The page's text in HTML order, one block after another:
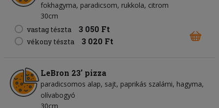
fokhagyma paradicsom rukkola citrom
30cm
vastag tészta
3 050 Ft
vékony tészta 3 020 Ft
LeBron 23' pizza
paradicsomos alap sajt paprikás szalámi hagyma
olívabogyó
30cm